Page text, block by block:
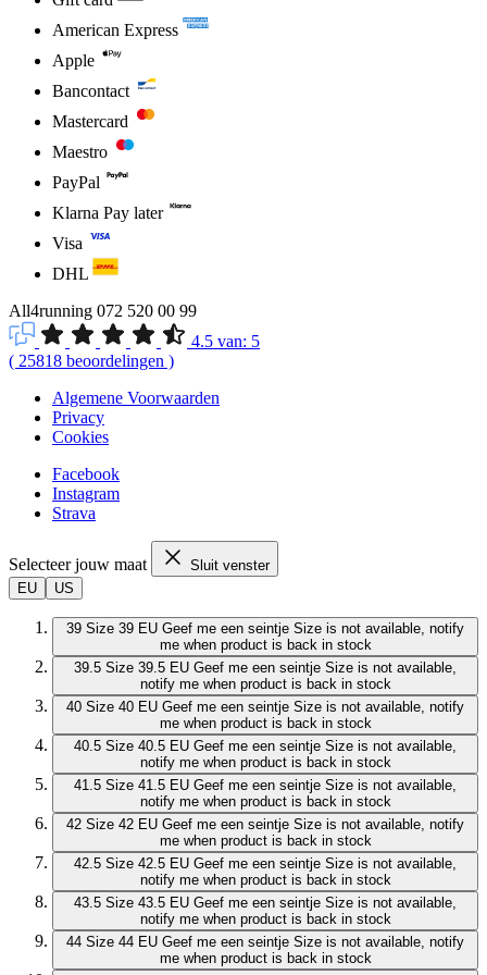
American Express
Apple
Bancontact
Mastercard
Maestro
PayPal
Klarna Pay later
Visa
DHL
All4running 072 520 00 99
4.5 van: 5
( 25818 beoordelingen )
Algemene Voorwaarden
Privacy
Cookies
Facebook
Instagram
Strava
Selecteer jouw maat
Sluit venster
EU
US
39 Size 39 EU Geef me een seintje Size is not available, notify
me when product is back in stock
39.5 Size 39.5 EU Geef me een seintje Size is not available,
notify me when product is back in stock
40 Size 40 EU Geef me een seintje Size is not available, notify
me when product is back in stock
40.5 Size 40.5 EU Geef me een seintje Size is not available,
notify me when product is back in stock
41.5 Size 41.5 EU Geef me een seintje Size is not available,
notify me when product is back in stock
42 Size 42 EU Geef me een seintje Size is not available, notify
me when product is back in stock
42.5 Size 42.5 EU Geef me een seintje Size is not available,
notify me when product is back in stock
43.5 Size 43.5 EU Geef me een seintje Size is not available,
notify me when product is back in stock
44 Size 44 EU Geef me een seintje Size is not available, notify
me when product is back in stock